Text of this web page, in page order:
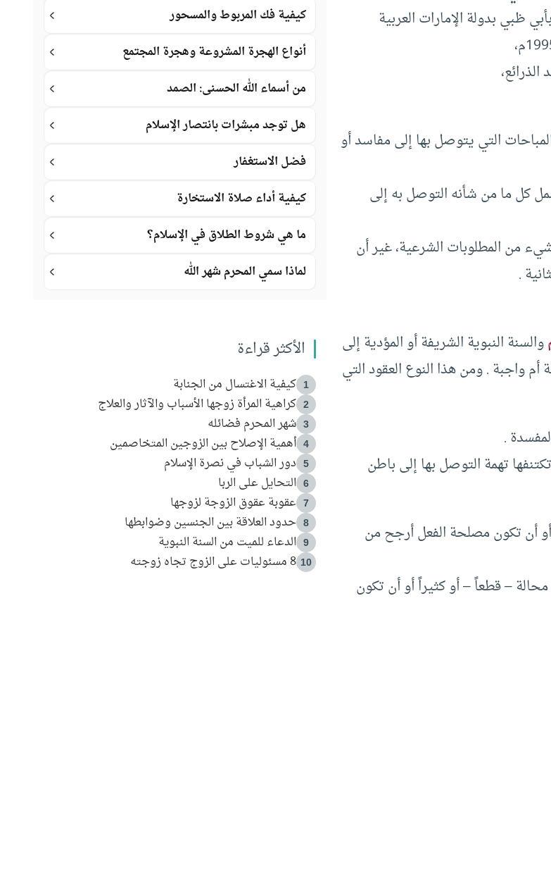
ظبي بدولة الإمارات العربية
التي يتوصل بها إلى مفاسد أو
كل ما من شأنه التوصل به إلى
من المطلوبات الشرعية، غير أن
.
والسنة النبوية الشريفة أو المؤدية إلى
أم واجبة . ومن هذا النوع العقود التي
.
تهمة التوصل بها إلى باطن
أو أن تكون مصلحة الفعل أرجح من
– قطعاً – أو كثيراً أو أن تكون
كيفية فك المربوط والمسحور
أنواع الهجرة المشروعة وهجرة المجتمع
من أسماء الله الحسنى: الصمد
هل توجد مبشرات بانتصار الإسلام
فضل الاستغفار
كيفية أداء صلاة الاستخارة
ما هي شروط الطلاق في الإسلام؟
لماذا سمي المحرم شهر الله
الأكثر قراءة
1 كيفية الاغتسال من الجنابة
2 كراهية المرأة زوجها الأسباب والآثار والعلاج
3 شهر المحرم فضائله
4 أهمية الإصلاح بين الزوجين المتخاصمين
5 دور الشباب في نصرة الإسلام
6 التحايل على الربا
7 عقوبة عقوق الزوجة لزوجها
8 حدود العلاقة بين الجنسين وضوابطها
9 الدعاء للميت من السنة النبوية
10 8 مسئوليات على الزوج تجاه زوجته